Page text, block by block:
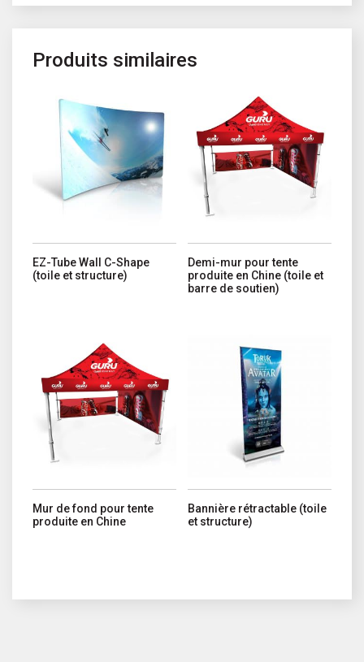
Produits similaires
EZ-Tube Wall C-Shape
(toile et structure)
Ce produit a plusieurs variations. Les options peuvent être
Demi-mur pour tente
produite en Chine (toile et
barre de soutien)
Ce produit a plusieurs variations.
Mur de fond pour tente
produite en Chine
Ce produit a plusieurs variations. Les options peuvent être
Bannière rétractable (toile
et structure)